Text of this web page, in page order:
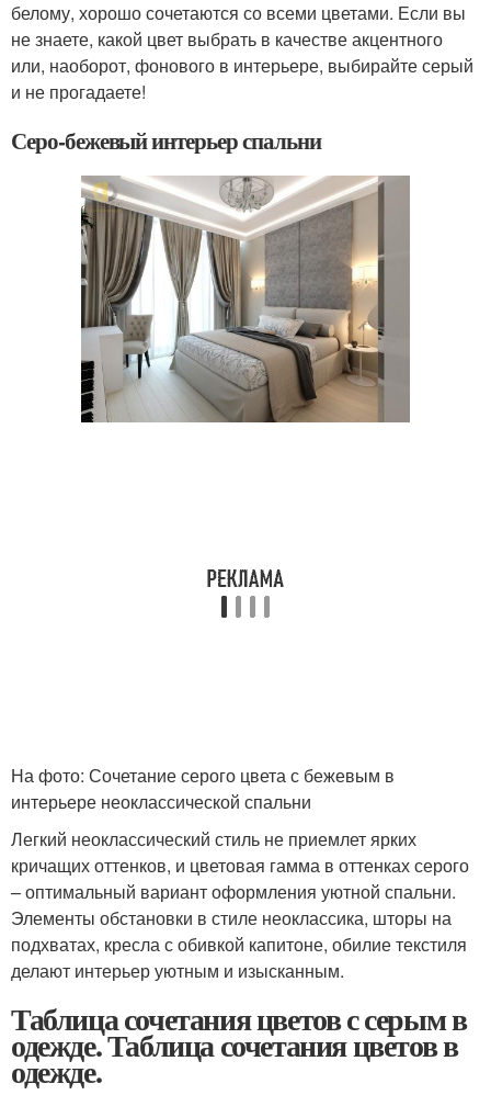
белому, хорошо сочетаются со всеми цветами. Если вы
не знаете, какой цвет выбрать в качестве акцентного
или, наоборот, фонового в интерьере, выбирайте серый
и не прогадаете!
Серо-бежевый интерьер спальни
На фото: Сочетание серого цвета с бежевым в
интерьере неоклассической спальни
Легкий неоклассический стиль не приемлет ярких
кричащих оттенков, и цветовая гамма в оттенках серого
– оптимальный вариант оформления уютной спальни.
Элементы обстановки в стиле неоклассика, шторы на
подхватах, кресла с обивкой капитоне, обилие текстиля
делают интерьер уютным и изысканным.
Таблица сочетания цветов с серым в
одежде. Таблица сочетания цветов в
одежде.